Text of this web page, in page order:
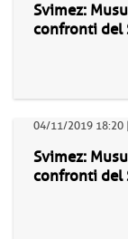
Svimez:
confronti del
04/11/2019 18:20
Svimez:
confronti del